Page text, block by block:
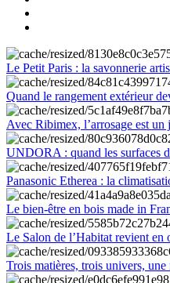
Le Petit Paris : la savonnerie
Quand le rangement extérieur
Avec Ribimex, l’arrosage est un
UNDORA : quand les surfaces
Panasonic Etherea : la
Le bien-être en bois made in
Le Salon de l’Habitat revient en
Trois matières, trois univers,